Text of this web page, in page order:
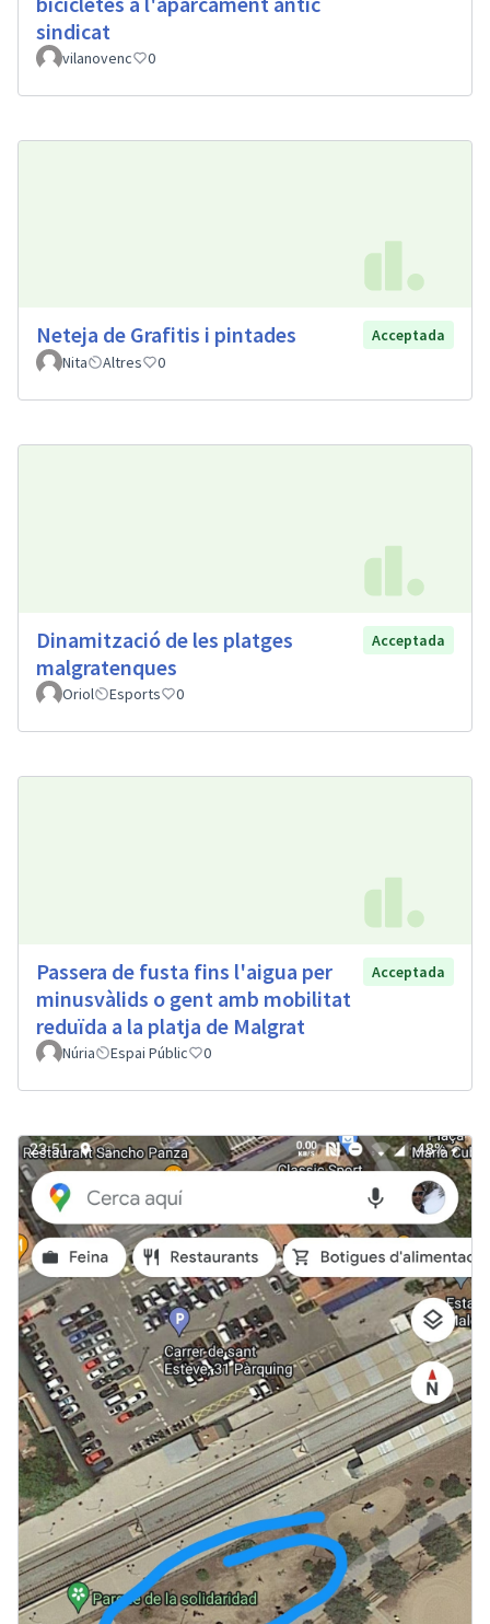
sindicat
vilanovenc 0
Neteja de Grafitis i pintades
Acceptada
Nita
Altres 0
Dinamització de les platges
malgratenques
Acceptada
Oriol Esports 0
Passera de fusta fins l'aigua per
minusvàlids o gent amb mobilitat
reduïda a la platja de Malgrat
Acceptada
Núria Espai Públic 0